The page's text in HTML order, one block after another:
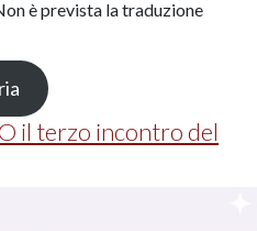
è prevista la traduzione
il terzo incontro del